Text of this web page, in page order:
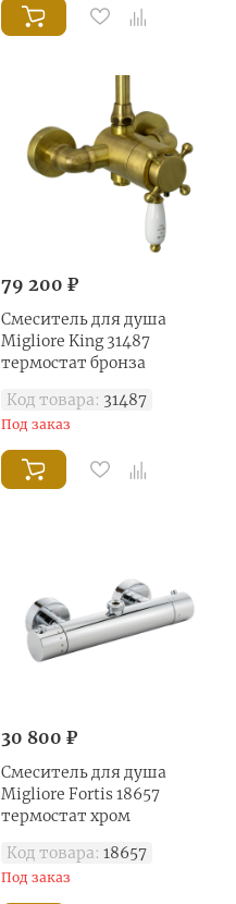
79 200 ₽
Смеситель для душа
Migliore King 31487
термостат бронза
Код товара: 31487
Под заказ
30 800 ₽
Смеситель для душа
Migliore Fortis 18657
термостат хром
Код товара: 18657
Под заказ